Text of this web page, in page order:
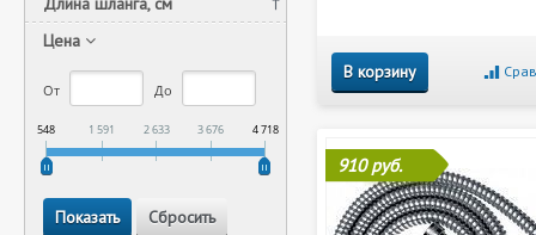
Цена
От До
548 1 591 2 633 3 676 4 718
В корзину
910 руб.